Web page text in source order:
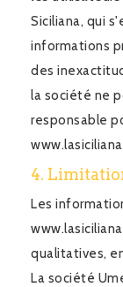
Siciliana, qui
informations
des
la société ne
responsable
4.
Les
qualitatives,
La société